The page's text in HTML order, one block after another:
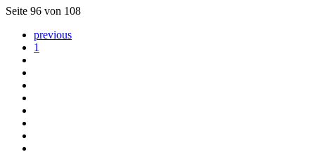
Seite 96 von 108
previous
1